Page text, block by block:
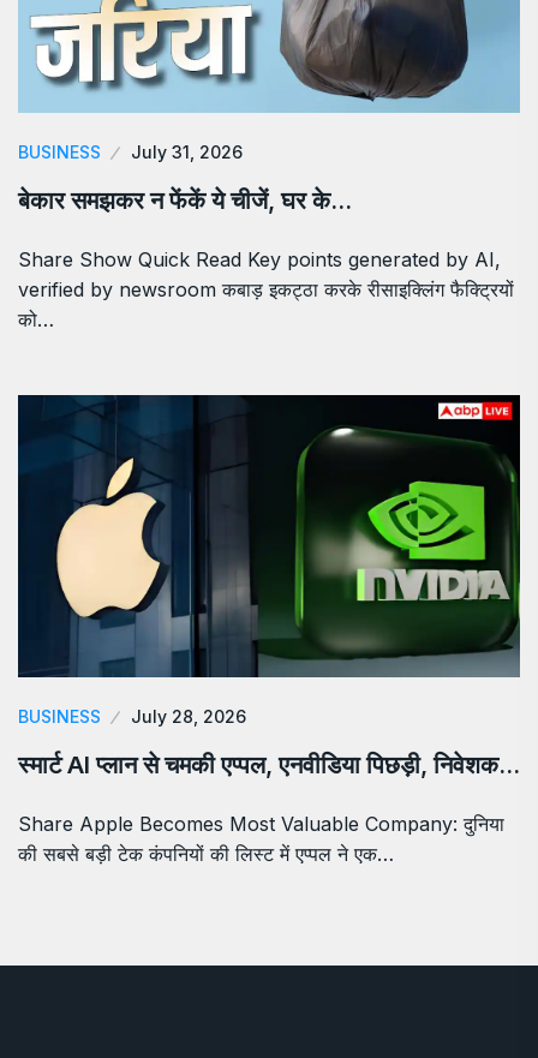
BUSINESS July 31, 2026
बेकार समझकर न फेंकें ये चीजें, घर के…
Share Show Quick Read Key points generated by AI,
verified by newsroom कबाड़ इकट्ठा करके रीसाइक्लिंग फैक्ट्रियों
को…
BUSINESS July 28, 2026
स्मार्ट AI प्लान से चमकी एप्पल, एनवीडिया पिछड़ी, निवेशक…
Share Apple Becomes Most Valuable Company: दुनिया
की सबसे बड़ी टेक कंपनियों की लिस्ट में एप्पल ने एक…